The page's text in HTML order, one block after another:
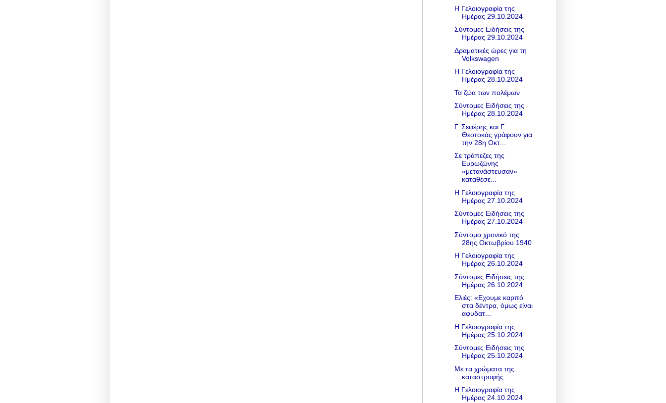
Η Γελοιογραφία της
Ημέρας 29.10.2024
Σύντομες Ειδήσεις της
Ημέρας 29.10.2024
Δραματικές ώρες για τη
Volkswagen
Η Γελοιογραφία της
Ημέρας 28.10.2024
Τα ζώα των πολέμων
Σύντομες Ειδήσεις της
Ημέρας 28.10.2024
Γ. Σεφέρης και Γ.
Θεοτοκάς γράφουν για
την 28η Οκτ...
Σε τράπεζες της
Ευρωζώνης
«μετανάστευσαν»
καταθέσε...
Η Γελοιογραφία της
Ημέρας 27.10.2024
Σύντομες Ειδήσεις της
Ημέρας 27.10.2024
Σύντομο χρονικό της
28ης Οκτωβρίου 1940
Η Γελοιογραφία της
Ημέρας 26.10.2024
Σύντομες Ειδήσεις της
Ημέρας 26.10.2024
Ελιές: «Εχουμε καρπό
στα δέντρα, όμως είναι
αφυδατ...
Η Γελοιογραφία της
Ημέρας 25.10.2024
Σύντομες Ειδήσεις της
Ημέρας 25.10.2024
Με τα χρώματα της
καταστροφής
Η Γελοιογραφία της
Ημέρας 24.10.2024